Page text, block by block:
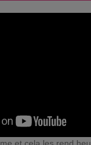
et cela les rend